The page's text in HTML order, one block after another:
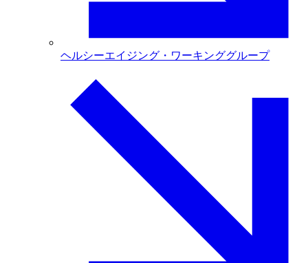
ヘルシーエイジング・ワーキンググループ